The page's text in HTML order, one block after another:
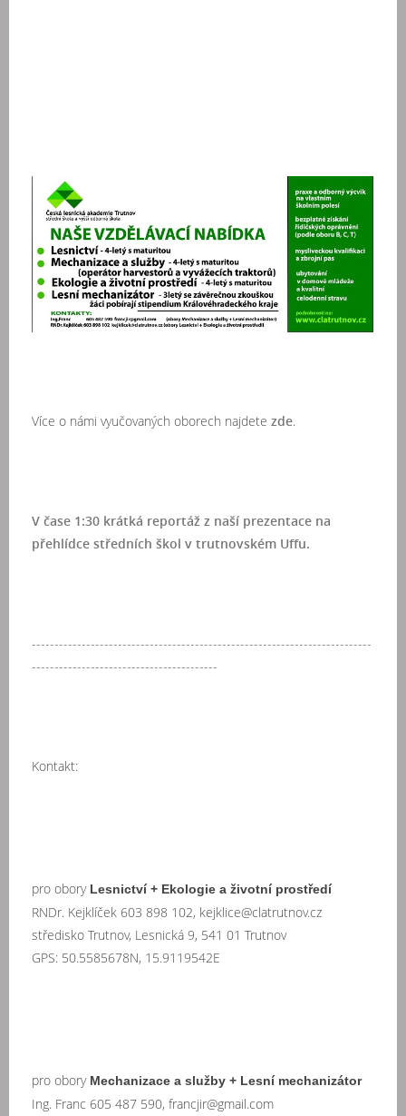
Více o námi vyučovaných oborech najdete zde.
V čase 1:30 krátká reportáž z naší prezentace na
přehlídce středních škol v trutnovském Uffu.
---------------------------------------------------------------------------
-----------------------------------------
Kontakt:
pro obory Lesnictví + Ekologie a životní prostředí
RNDr. Kejklíček 603 898 102, kejklice@clatrutnov.cz
středisko Trutnov, Lesnická 9, 541 01 Trutnov
GPS: 50.5585678N, 15.9119542E
pro obory Mechanizace a služby + Lesní mechanizátor
Ing. Franc 605 487 590, francjir@gmail.com